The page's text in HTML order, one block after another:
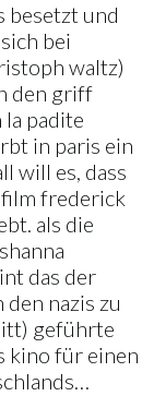
besetzt und
bei
waltz)
den griff
padite
in paris ein
will es, dass
frederick
als die
das der
nazis zu
geführte
kino für einen